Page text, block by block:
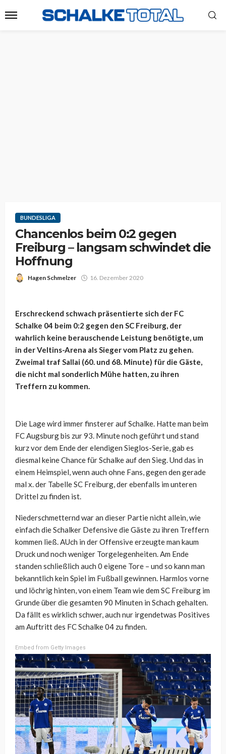
BUNDESLIGA
Chancenlos beim 0:2 gegen
Freiburg – langsam schwindet die
Hoffnung
Hagen Schmelzer 16. Dezember 2020
Erschreckend schwach präsentierte sich der FC
Schalke 04 beim 0:2 gegen den SC Freiburg, der
wahrlich keine berauschende Leistung benötigte, um
in der Veltins-Arena als Sieger vom Platz zu gehen.
Zweimal traf Sallai (60. und 68. Minute) für die Gäste,
die nicht mal sonderlich Mühe hatten, zu ihren
Treffern zu kommen.
Die Lage wird immer finsterer auf Schalke. Hatte man beim
FC Augsburg bis zur 93. Minute noch geführt und stand
kurz vor dem Ende der elendigen Sieglos-Serie, gab es
diesmal keine Chance für Schalke auf den Sieg. Und das in
einem Heimspiel, wenn auch ohne Fans, gegen den gerade
mal x. der Tabelle SC Freiburg, der ebenfalls im unteren
Drittel zu finden ist.
Niederschmetternd war an dieser Partie nicht allein, wie
einfach die Schalker Defensive die Gäste zu ihren Treffern
kommen ließ. AUch in der Offensive erzeugte man kaum
Druck und noch weniger Torgelegenheiten. Am Ende
standen schließlich auch 0 eigene Tore – und so kann man
bekanntlich kein Spiel im Fußball gewinnen. Harmlos vorne
und löchrig hinten, von einem Team wie dem SC Freiburg im
Grunde über die gesamten 90 Minuten in Schach gehalten.
Da fällt es wirklich schwer, auch nur irgendetwas Positives
am Auftritt des FC Schalke 04 zu finden.
Embed from Getty Images